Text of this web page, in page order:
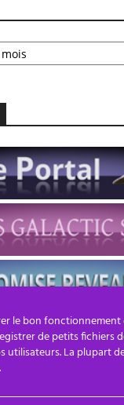
le bon fonctionnement
de petits fichiers
utilisateurs. La plupart